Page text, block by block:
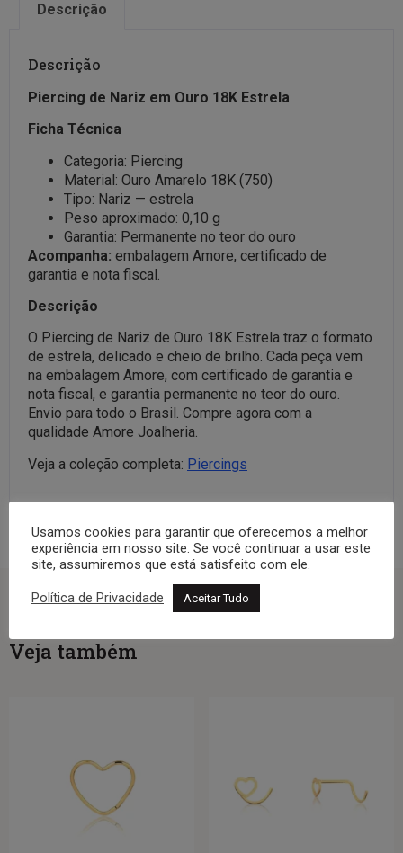
Descrição
Descrição
Piercing de Nariz em Ouro 18K Estrela
Ficha Técnica
Categoria: Piercing
Material: Ouro Amarelo 18K (750)
Tipo: Nariz — estrela
Peso aproximado: 0,10 g
Garantia: Permanente no teor do ouro
Acompanha: embalagem Amore, certificado de
garantia e nota fiscal.
Descrição
O Piercing de Nariz de Ouro 18K Estrela traz o formato
de estrela, delicado e cheio de brilho. Cada peça vem
na embalagem Amore, com certificado de garantia e
nota fiscal, e garantia permanente no teor do ouro.
Envio para todo o Brasil. Compre agora com a
qualidade Amore Joalheria.
Veja a coleção completa: Piercings
Veja também
Usamos cookies para garantir que oferecemos a melhor
experiência em nosso site. Se você continuar a usar este
site, assumiremos que está satisfeito com ele.
Política de Privacidade Aceitar Tudo